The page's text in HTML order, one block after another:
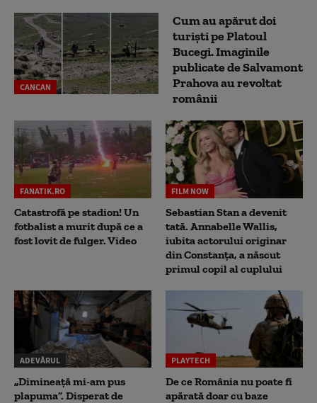
CANCAN
Cum au apărut doi
turiști pe Platoul
Bucegi. Imaginile
publicate de Salvamont
Prahova au revoltat
românii
FANATIK.RO
Catastrofă pe stadion! Un
fotbalist a murit după ce a
fost lovit de fulger. Video
FILM NOW
Sebastian Stan a devenit
tată. Annabelle Wallis,
iubita actorului originar
din Constanța, a născut
primul copil al cuplului
ADEVĂRUL
„Dimineață mi-am pus
plapuma”. Disperat de
PLAYTECH
De ce România nu poate fi
apărată doar cu baze